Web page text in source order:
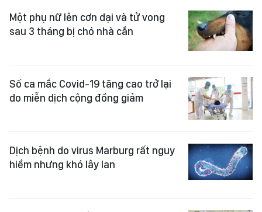
Một phụ nữ lên cơn dại và tử vong
sau 3 tháng bị chó nhà cắn
Số ca mắc Covid-19 tăng cao trở lại
do miễn dịch cộng đồng giảm
Dịch bệnh do virus Marburg rất nguy
hiểm nhưng khó lây lan